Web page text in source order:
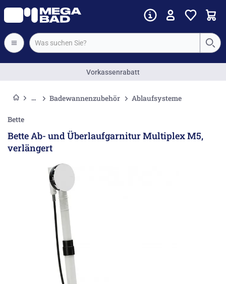
Vorkassenrabatt
Badewannenzubehör Ablaufsysteme
Bette
Bette Ab- und Überlaufgarnitur Multiplex M5,
verlängert